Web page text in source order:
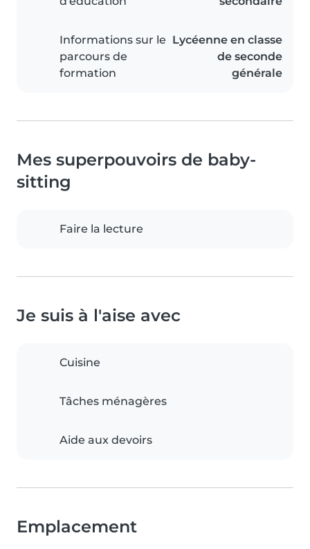
Informations sur le
parcours de
formation
Lycéenne en classe
de seconde
générale
Mes superpouvoirs de baby-
sitting
Faire la lecture
Je suis à l'aise avec
Cuisine
Tâches ménagères
Aide aux devoirs
Emplacement